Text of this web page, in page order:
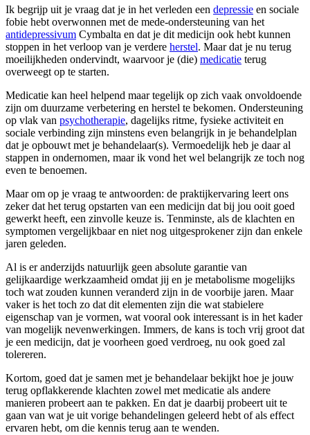
Ik begrijp uit je vraag dat je in het verleden een depressie en sociale
fobie hebt overwonnen met de mede-ondersteuning van het
antidepressivum Cymbalta en dat je dit medicijn ook hebt kunnen
stoppen in het verloop van je verdere herstel. Maar dat je nu terug
moeilijkheden ondervindt, waarvoor je (die) medicatie terug
overweegt op te starten.
Medicatie kan heel helpend maar tegelijk op zich vaak onvoldoende
zijn om duurzame verbetering en herstel te bekomen. Ondersteuning
op vlak van psychotherapie, dagelijks ritme, fysieke activiteit en
sociale verbinding zijn minstens even belangrijk in je behandelplan
dat je opbouwt met je behandelaar(s). Vermoedelijk heb je daar al
stappen in ondernomen, maar ik vond het wel belangrijk ze toch nog
even te benoemen.
Maar om op je vraag te antwoorden: de praktijkervaring leert ons
zeker dat het terug opstarten van een medicijn dat bij jou ooit goed
gewerkt heeft, een zinvolle keuze is. Tenminste, als de klachten en
symptomen vergelijkbaar en niet nog uitgesprokener zijn dan enkele
jaren geleden.
Al is er anderzijds natuurlijk geen absolute garantie van
gelijkaardige werkzaamheid omdat jij en je metabolisme mogelijks
toch wat zouden kunnen veranderd zijn in de voorbije jaren. Maar
vaker is het toch zo dat dit elementen zijn die wat stabielere
eigenschap van je vormen, wat vooral ook interessant is in het kader
van mogelijk nevenwerkingen. Immers, de kans is toch vrij groot dat
je een medicijn, dat je voorheen goed verdroeg, nu ook goed zal
tolereren.
Kortom, goed dat je samen met je behandelaar bekijkt hoe je jouw
terug opflakkerende klachten zowel met medicatie als andere
manieren probeert aan te pakken. En dat je daarbij probeert uit te
gaan van wat je uit vorige behandelingen geleerd hebt of als effect
ervaren hebt, om die kennis terug aan te wenden.